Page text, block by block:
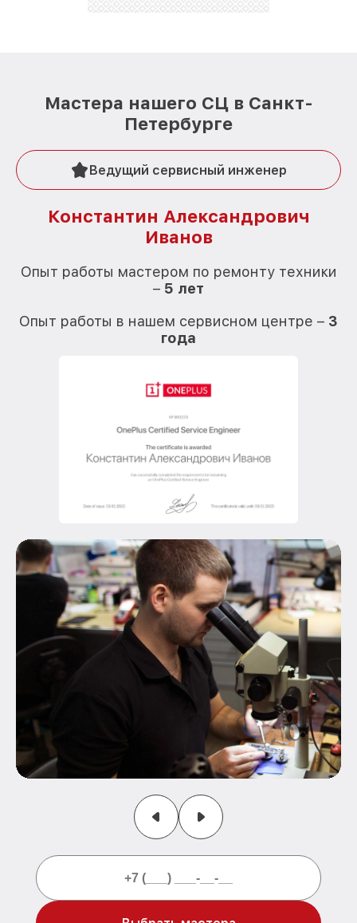
Мастера нашего СЦ в Санкт-
Петербурге
Ведущий сервисный инженер
Константин Александрович
Иванов
Опыт работы мастером по ремонту техники
– 5 лет
Опыт работы в нашем сервисном центре – 3
года